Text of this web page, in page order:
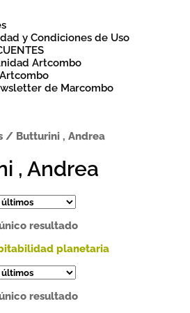
y Condiciones de Uso
Artcombo
de Marcombo
/ Butturini , Andrea
, Andrea
resultado
resultado